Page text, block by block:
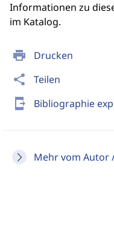
print Drucken
share Teilen
send_to_mobile Bibliographie
Mehr vom Autor
Informationen zu
im Katalog.